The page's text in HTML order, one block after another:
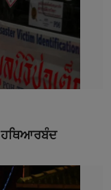
ਹਥਿਆਰਬੰਦ